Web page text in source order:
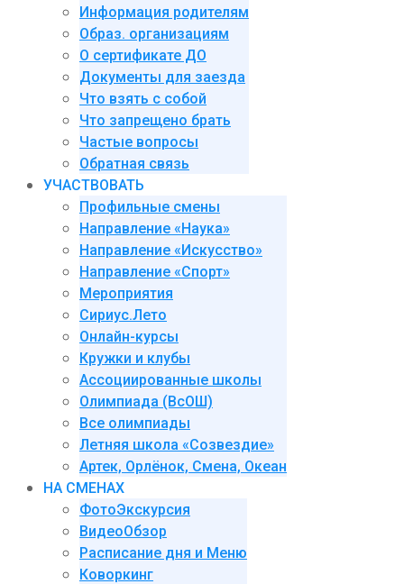
Информация родителям
Образ. организациям
О сертификате ДО
Документы для заезда
Что взять с собой
Что запрещено брать
Частые вопросы
Обратная связь
УЧАСТВОВАТЬ
Профильные смены
Направление «Наука»
Направление «Искусство»
Направление «Спорт»
Мероприятия
Сириус.Лето
Онлайн-курсы
Кружки и клубы
Ассоциированные школы
Олимпиада (ВсОШ)
Все олимпиады
Летняя школа «Созвездие»
Артек, Орлёнок, Смена, Океан
НА СМЕНАХ
ФотоЭкскурсия
ВидеоОбзор
Расписание дня и Меню
Коворкинг